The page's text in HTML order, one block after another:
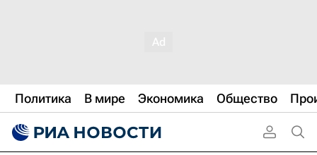
Политика В мире Экономика Общество